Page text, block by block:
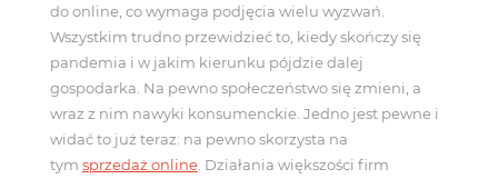
do online, co wymaga podjęcia wielu wyzwań.
Wszystkim trudno przewidzieć to, kiedy skończy się
pandemia i w jakim kierunku pójdzie dalej
gospodarka. Na pewno społeczeństwo się zmieni, a
wraz z nim nawyki konsumenckie. Jedno jest pewne i
widać to już teraz: na pewno skorzysta na
tym sprzedaż online. Działania większości firm